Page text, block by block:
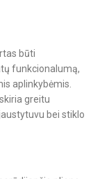
būti
funkcionalumą,
aplinkybėmis.
greitu
bei stiklo